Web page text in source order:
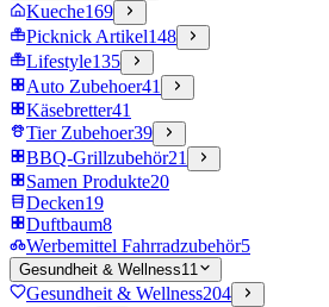
Kueche169
Picknick Artikel148
Lifestyle135
Auto Zubehoer41
Käsebretter41
Tier Zubehoer39
BBQ-Grillzubehör21
Samen Produkte20
Decken19
Duftbaum8
Werbemittel Fahrradzubehör5
Gesundheit & Wellness11
Gesundheit & Wellness204